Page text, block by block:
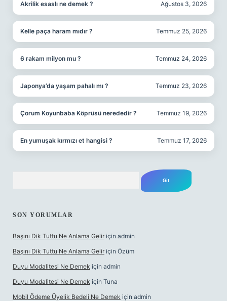
Akrilik esaslı ne demek ? Ağustos 3, 2026
Kelle paça haram mıdır ? Temmuz 25, 2026
6 rakam milyon mu ? Temmuz 24, 2026
Japonya’da yaşam pahalı mı ? Temmuz 23, 2026
Çorum Koyunbaba Köprüsü nerededir ? Temmuz 19, 2026
En yumuşak kırmızı et hangisi ? Temmuz 17, 2026
SON YORUMLAR
Başını Dik Tuttu Ne Anlama Gelir için admin
Başını Dik Tuttu Ne Anlama Gelir için Özüm
Duyu Modalitesi Ne Demek için admin
Duyu Modalitesi Ne Demek için Tuna
Mobil Ödeme Üyelik Bedeli Ne Demek için admin